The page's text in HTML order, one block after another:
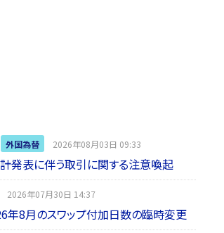
外国為替 2026年08月03日 09:33
計発表に伴う取引に関する注意喚起
2026年07月30日 14:37
年8月のスワップ付加日数の臨時変更